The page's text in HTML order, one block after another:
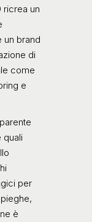
ricrea un
un brand
di
come
e
quali
per
è